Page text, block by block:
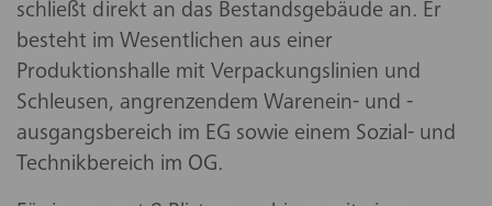
schließt direkt an das Bestandsgebäude an. Er
besteht im Wesentlichen aus einer
Produktionshalle mit Verpackungslinien und
Schleusen, angrenzendem Warenein- und -
ausgangsbereich im EG sowie einem Sozial- und
Technikbereich im OG.